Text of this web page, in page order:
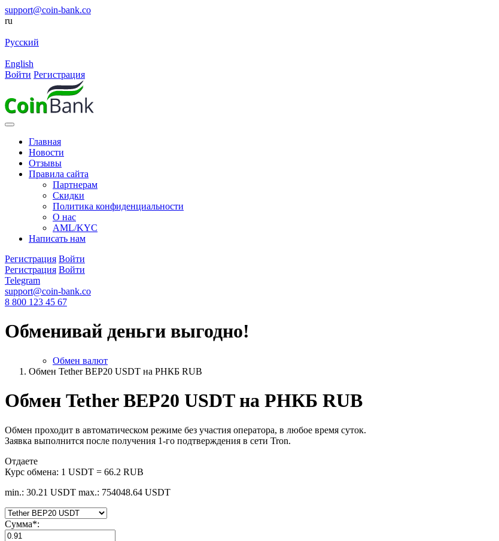
support@coin-bank.co
ru
Русский
English
Войти Регистрация
Главная
Новости
Отзывы
Правила сайта
Партнерам
Скидки
Политика конфиденциальности
О нас
AML/KYC
Написать нам
Регистрация Войти
Регистрация Войти
Telegram
support@coin-bank.co
8 800 123 45 67
Обменивай деньги выгодно!
Обмен валют
Обмен Tether BEP20 USDT на РНКБ RUB
Обмен Tether BEP20 USDT на РНКБ RUB
Обмен проходит в автоматическом режиме без участия оператора, в любое время суток.
Заявка выполнится после получения 1-го подтверждения в сети Tron.
Отдаете
Курс обмена: 1 USDT = 66.2 RUB
min.: 30.21 USDT max.: 754048.64 USDT
Сумма*: